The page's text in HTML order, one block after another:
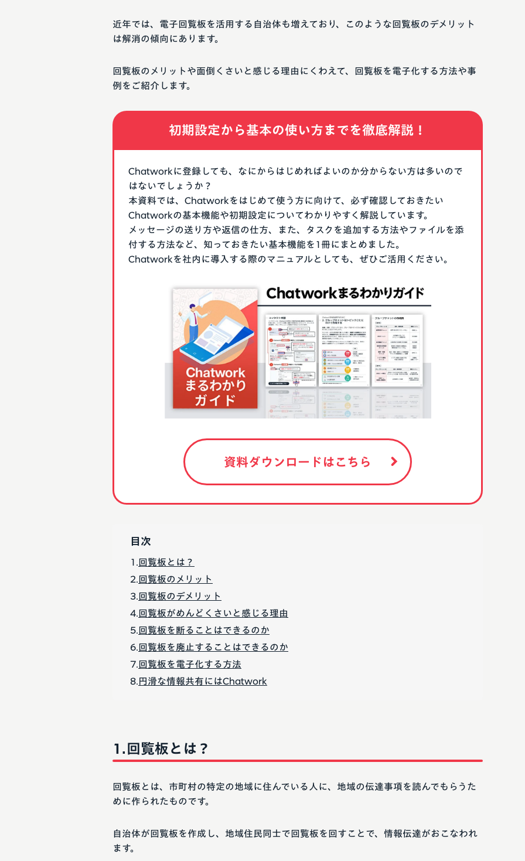
回覧板のメリットや面倒くさいと感じる理由にくわえて、回覧板を電子化する方法や事
例をご紹介します。
近年では、電子回覧板を活用する自治体も増えており、このような回覧板のデメリット
は解消の傾向にあります。
初期設定から基本の使い方までを徹底解説！
Chatworkに登録しても、なにからはじめればよいのか分からない方は多いので
はないでしょうか？
本資料では、Chatworkをはじめて使う方に向けて、必ず確認しておきたい
Chatworkの基本機能や初期設定についてわかりやすく解説しています。
メッセージの送り方や返信の仕方、また、タスクを追加する方法やファイルを添
付する方法など、知っておきたい基本機能を1冊にまとめました。
Chatworkを社内に導入する際のマニュアルとしても、ぜひご活用ください。
資料ダウンロードはこちら
目次
回覧板とは？
回覧板のメリット
回覧板のデメリット
回覧板がめんどくさいと感じる理由
回覧板を断ることはできるのか
回覧板を廃止することはできるのか
回覧板を電子化する方法
円滑な情報共有にはChatwork
回覧板とは？
回覧板とは、市町村の特定の地域に住んでいる人に、地域の伝達事項を読んでもらうた
めに作られたものです。
自治体が回覧板を作成し、地域住民同士で回覧板を回すことで、情報伝達がおこなわれ
ます。